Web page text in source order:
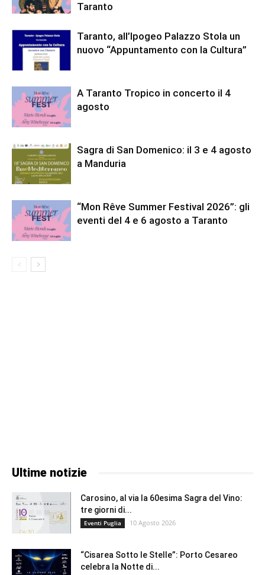
Taranto
Taranto, all’Ipogeo Palazzo Stola un
nuovo “Appuntamento con la Cultura”
A Taranto Tropico in concerto il 4
agosto
Sagra di San Domenico: il 3 e 4 agosto
a Manduria
“Mon Rêve Summer Festival 2026”: gli
eventi del 4 e 6 agosto a Taranto
Ultime notizie
Carosino, al via la 60esima Sagra del Vino:
tre giorni di...
Eventi Puglia 10 Agosto 2026
“Cisarea Sotto le Stelle”: Porto Cesareo
celebra la Notte di...